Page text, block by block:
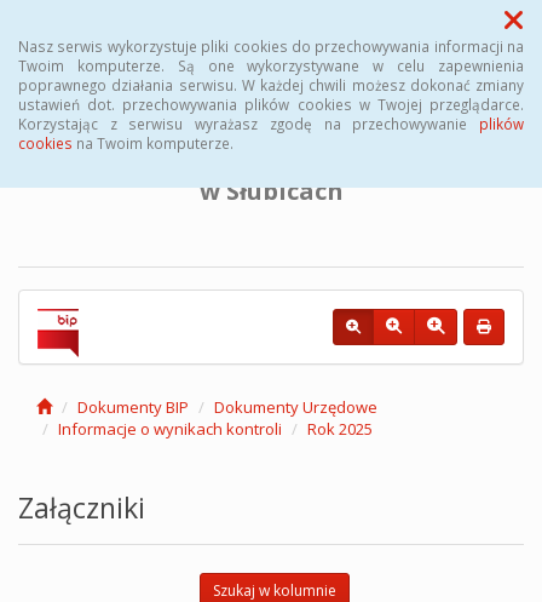
Nasz serwis wykorzystuje pliki cookies do przechowywania informacji na
Twoim komputerze. Są one wykorzystywane w celu zapewnienia
poprawnego działania serwisu. W każdej chwili możesz dokonać zmiany
ustawień dot. przechowywania plików cookies w Twojej przeglądarce.
Korzystając z serwisu wyrażasz zgodę na przechowywanie plików
cookies na Twoim komputerze.
Menu
BIULETYN INFORMACJI PUBLICZNEJ
Powiatowego Urzędu Pracy
w Słubicach
Dokumenty BIP
Dokumenty Urzędowe
Informacje o wynikach kontroli
Rok 2025
Załączniki
Szukaj w kolumnie